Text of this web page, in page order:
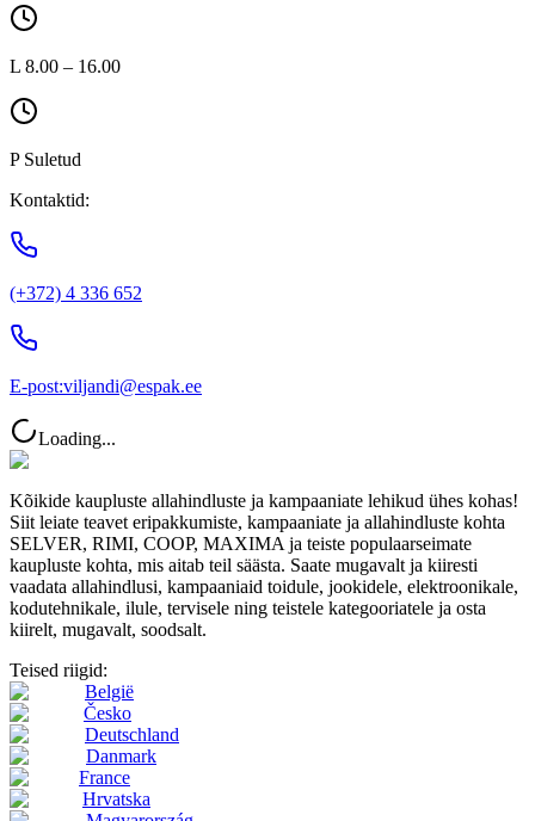
L 8.00 – 16.00
P Suletud
Kontaktid:
(+372) 4 336 652
E-post:viljandi@espak.ee
Loading...
Kõikide kaupluste allahindluste ja kampaaniate lehikud ühes kohas!
Siit leiate teavet eripakkumiste, kampaaniate ja allahindluste kohta
SELVER, RIMI, COOP, MAXIMA ja teiste populaarseimate
kaupluste kohta, mis aitab teil säästa. Saate mugavalt ja kiiresti
vaadata allahindlusi, kampaaniaid toidule, jookidele, elektroonikale,
kodutehnikale, ilule, tervisele ning teistele kategooriatele ja osta
kiirelt, mugavalt, soodsalt.
Teised riigid:
België
Česko
Deutschland
Danmark
France
Hrvatska